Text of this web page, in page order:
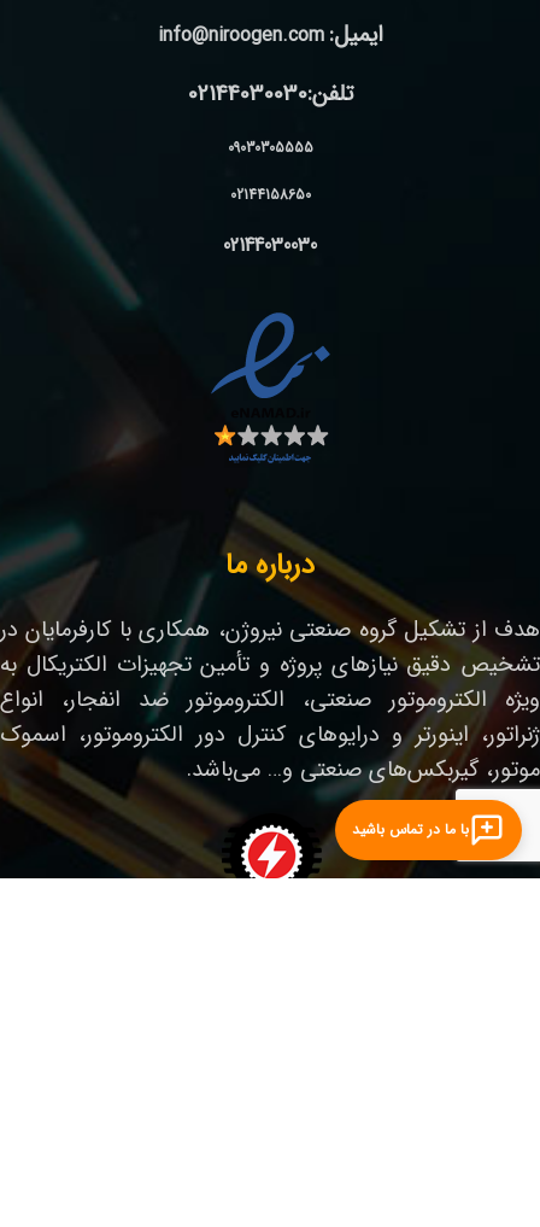
ایمیل: info@niroogen.com
تلفن:02144030030
09030305555
02144158650
02144030030
درباره ما
هدف از تشکیل گروه صنعتی نیروژن، همکاری با کارفرمایان در
تشخیص دقیق نیازهای پروژه و تأمین تجهیزات الکتریکال به
ویژه الکتروموتور صنعتی، الکتروموتور ضد انفجار، انواع
ژنراتور، اینورتر و درایوهای کنترل دور الکتروموتور، اسموک
موتور، گیربکس‌های صنعتی و… می‌باشد.
با ما در تماس باشید